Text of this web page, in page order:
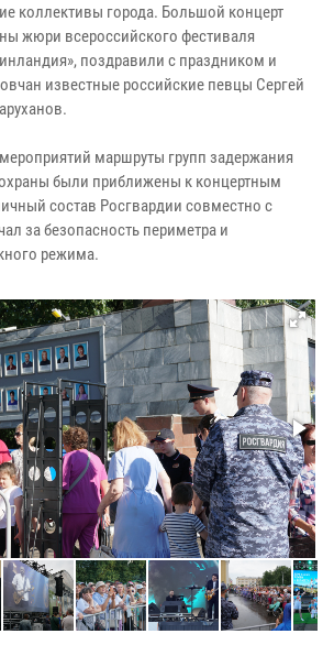
коллективы города. Большой концерт
жюри всероссийского фестиваля
поздравили с праздником и
известные российские певцы Сергей
маршруты групп задержания
были приближены к концертным
состав Росгвардии совместно с
за безопасность периметра и
режима.